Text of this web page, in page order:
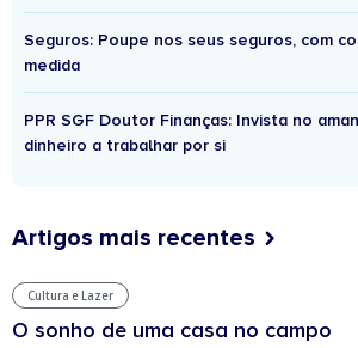
Seguros: Poupe nos seus seguros, com
medida
PPR SGF Doutor Finanças: Invista no
dinheiro a trabalhar por si
Artigos mais recentes
Cultura e Lazer
O sonho de uma casa no campo